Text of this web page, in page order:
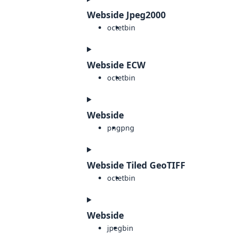
Webside Jpeg2000
octetbin
Webside ECW
octetbin
Webside
pngpng
Webside Tiled GeoTIFF
octetbin
Webside
jpegbin